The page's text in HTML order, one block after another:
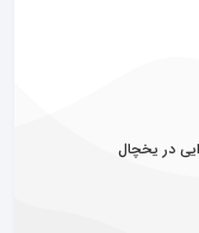
در یخچال